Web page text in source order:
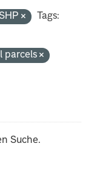
Tags:
parcels
Suche.